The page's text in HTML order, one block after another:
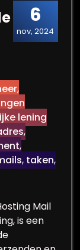
6
nov, 2024
,
lening
,
,
, taken,
Mail
is een